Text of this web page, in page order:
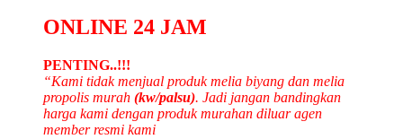
ONLINE 24 JAM
PENTING..!!!
“Kami tidak menjual produk melia biyang dan melia
propolis murah (kw/palsu). Jadi jangan bandingkan
harga kami dengan produk murahan diluar agen
member resmi kami